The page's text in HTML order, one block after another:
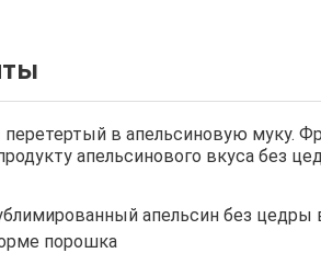
в апельсиновую муку.
апельсинового вкуса без
апельсин без цедры
порошка